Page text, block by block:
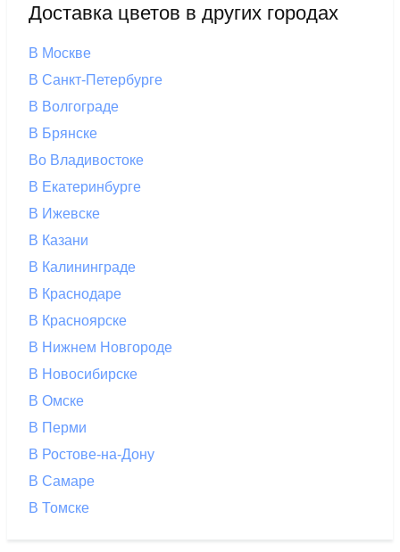
Доставка цветов в других городах
В Москве
В Санкт-Петербурге
В Волгограде
В Брянске
Во Владивостоке
В Екатеринбурге
В Ижевске
В Казани
В Калининграде
В Краснодаре
В Красноярске
В Нижнем Новгороде
В Новосибирске
В Омске
В Перми
В Ростове-на-Дону
В Самаре
В Томске